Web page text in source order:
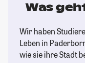
Was
Wir haben
Leben in
wie sie ihre Stadt